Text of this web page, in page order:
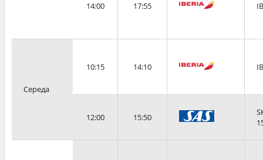
14:00 17:55
Середа
10:15 14:10
12:00 15:50